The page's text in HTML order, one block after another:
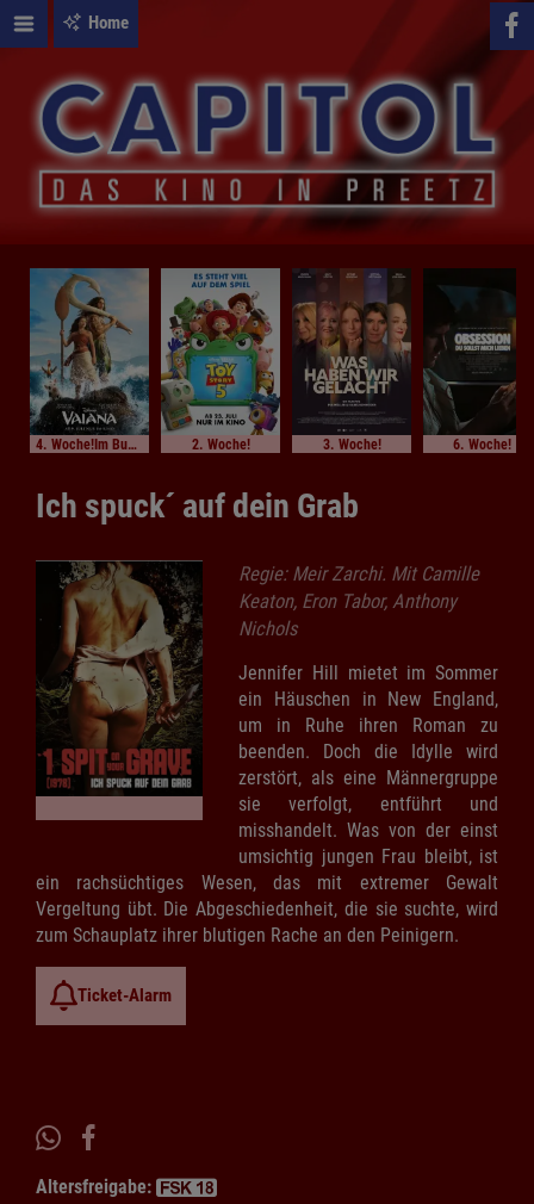
Home
4. Woche!Im Bundesstart 2. Woche! 3. Woche! 6. Woche!
Ich spuck´ auf dein Grab
Regie: Meir Zarchi. Mit Camille
Keaton, Eron Tabor, Anthony
Nichols
Jennifer Hill mietet im Sommer
ein Häuschen in New England,
um in Ruhe ihren Roman zu
beenden. Doch die Idylle wird
zerstört, als eine Männergruppe
sie verfolgt, entführt und
misshandelt. Was von der einst
umsichtig jungen Frau bleibt, ist
ein rachsüchtiges Wesen, das mit extremer Gewalt
Vergeltung übt. Die Abgeschiedenheit, die sie suchte, wird
zum Schauplatz ihrer blutigen Rache an den Peinigern.
Ticket-Alarm
Altersfreigabe: